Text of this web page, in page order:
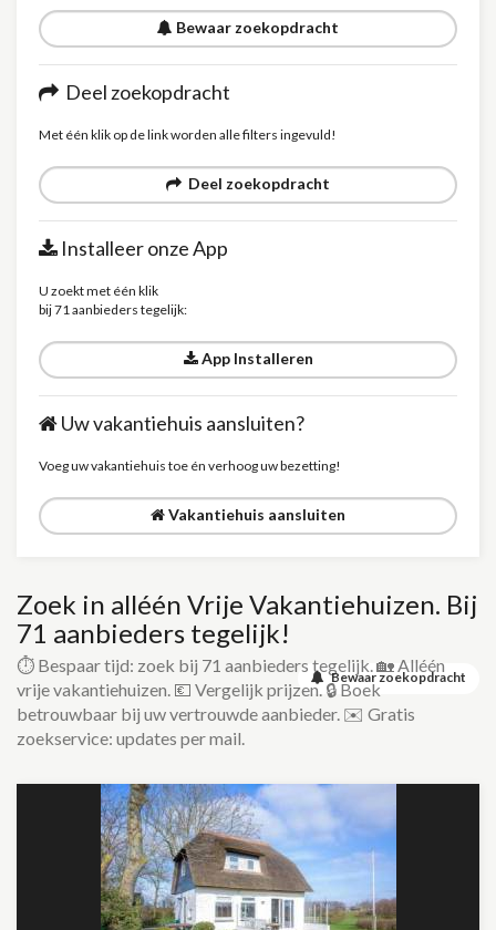
Bewaar zoekopdracht
Deel zoekopdracht
Met één klik op de link worden alle filters ingevuld!
Deel zoekopdracht
Installeer onze App
U zoekt met één klik
bij 71 aanbieders tegelijk:
App Installeren
Uw vakantiehuis aansluiten?
Voeg uw vakantiehuis toe én verhoog uw bezetting!
Vakantiehuis aansluiten
Bewaar zoekopdracht
Zoek in alléén Vrije Vakantiehuizen. Bij
71 aanbieders tegelijk!
⏱️ Bespaar tijd: zoek bij 71 aanbieders tegelijk. 🏡 Alléén
vrije vakantiehuizen. 💶 Vergelijk prijzen. 🔒 Boek
betrouwbaar bij uw vertrouwde aanbieder. ✉️ Gratis
zoekservice: updates per mail.